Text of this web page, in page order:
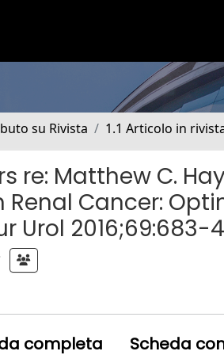
su Rivista 1.1 Articolo in
re: Matthew C.
Renal Cancer:
Urol 2016;69:683-4
completa Scheda